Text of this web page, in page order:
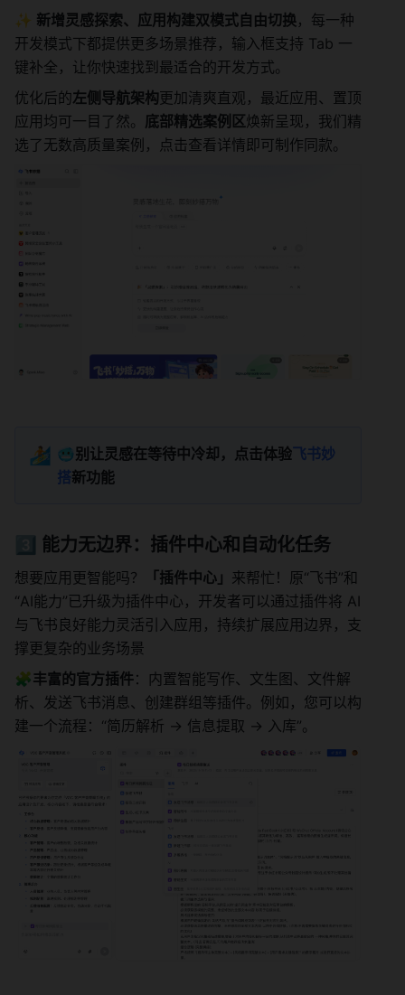
✨ 新增灵感探索、应用构建双模式自由切换，每一种
开发模式下都提供更多场景推荐，输入框支持 Tab 一
键补全，让你快速找到最适合的开发方式。
优化后的左侧导航架构更加清爽直观，最近应用、置顶
应用均可一目了然。 底部精选案例区焕新呈现，我们精
选了无数高质量案例，点击查看详情即可制作同款。
🏄 🥶别让灵感在等待中冷却，点击体验飞书妙
搭新功能
3️⃣ 能力无边界：插件中心和自动化任务
想要应用更智能吗？ 「插件中心」 来帮忙！原“飞书”和
“AI能力”已升级为插件中心，开发者可以通过插件将 AI
与飞书良好能力灵活引入应用，持续扩展应用边界，支
撑更复杂的业务场景
🧩丰富的官方插件：内置智能写作、文生图、文件解
析、发送飞书消息、创建群组等插件。例如，您可以构
建一个流程：“简历解析 → 信息提取 → 入库”。